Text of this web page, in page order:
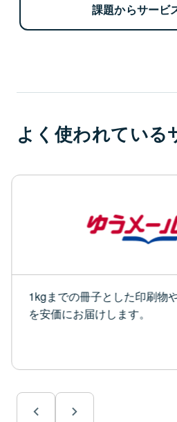
課題からサービ
よく使われている
1kgまでの冊子とした印刷物
を安価にお届けします。